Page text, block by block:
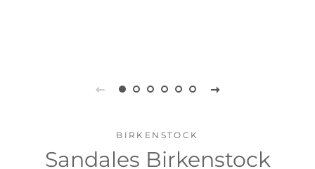
BIRKENSTOCK
Sandales Birkenstock